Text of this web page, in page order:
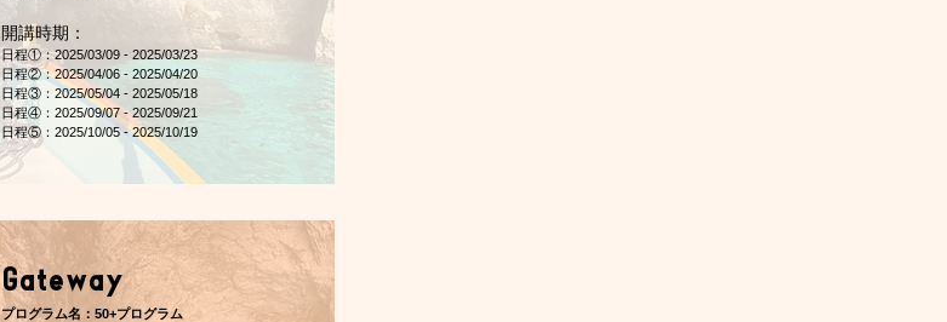
開講時期：
日程①：2025/03/09 - 2025/03/23
日程②：2025/04/06 - 2025/04/20
​日程③：2025/05/04 - 2025/05/18
日程④：2025/09/07 - 2025/09/21
​日程⑤：2025/10/05 - 2025/10/19
Gateway
プログラム名：50+プログラム